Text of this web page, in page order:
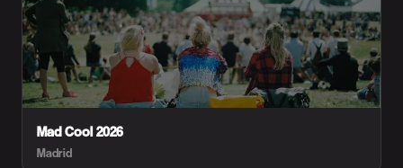
Mad Cool 2026
Madrid